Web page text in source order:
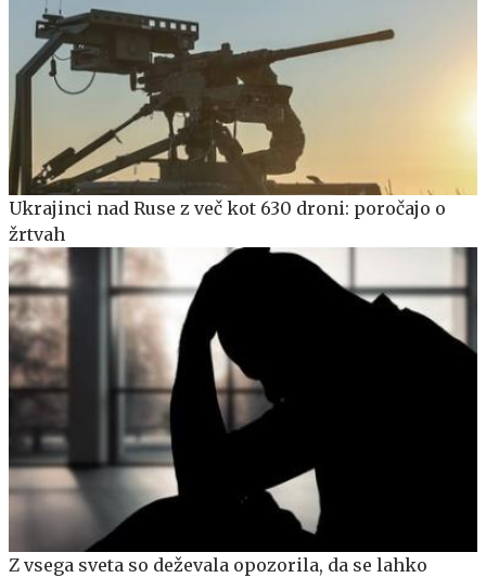
Ukrajinci nad Ruse z več kot 630 droni: poročajo o
žrtvah
Z vsega sveta so deževala opozorila, da se lahko